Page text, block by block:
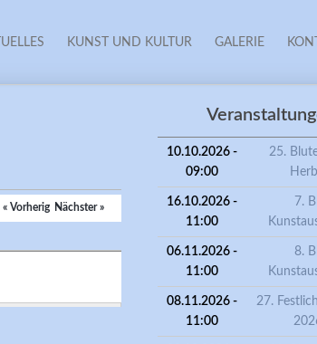
KUNST UND KULTUR GALERIE
« VorherigerNächster »
10.10.2026 -
09:00
25.
16.10.2026 -
11:00
7.
06.11.2026 -
11:00
8.
08.11.2026 -
11:00
27.